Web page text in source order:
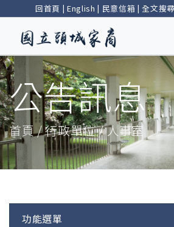
回首頁 | English | 民意信箱 |全文搜尋
公告訊息
首頁 / 行政單位 / 人事室
功能選單